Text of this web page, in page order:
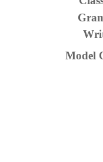
Model